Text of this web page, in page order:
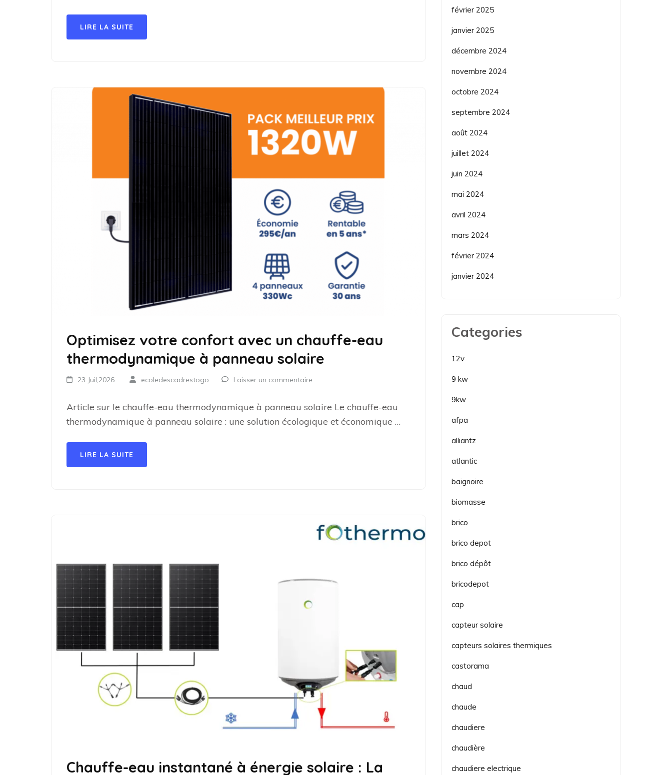
LIRE LA SUITE
Optimisez votre confort avec un chauffe-eau
thermodynamique à panneau solaire
23 Juil,2026 ecoledescadrestogo Laisser un commentaire
Article sur le chauffe-eau thermodynamique à panneau solaire Le chauffe-eau
thermodynamique à panneau solaire : une solution écologique et économique …
LIRE LA SUITE
Chauffe-eau instantané à énergie solaire : La
février 2025
janvier 2025
décembre 2024
novembre 2024
octobre 2024
septembre 2024
août 2024
juillet 2024
juin 2024
mai 2024
avril 2024
mars 2024
février 2024
janvier 2024
Categories
12v
9 kw
9kw
afpa
alliantz
atlantic
baignoire
biomasse
brico
brico depot
brico dépôt
bricodepot
cap
capteur solaire
capteurs solaires thermiques
castorama
chaud
chaude
chaudiere
chaudière
chaudiere electrique